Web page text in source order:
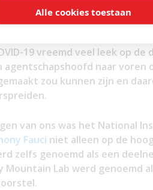
Alle cookies toestaan
naar het voorstel
19 vreemd veel leek op de
naar voren
zou kunnen zijn en
van ons was het National
Fauci niet alleen op de
zelfs genoemd als een
Mountain Lab werd